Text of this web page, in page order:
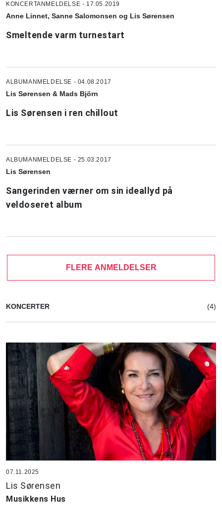
KONCERTANMELDELSE - 17.05.2019
Anne Linnet, Sanne Salomonsen og Lis Sørensen
Smeltende varm turnestart
ALBUMANMELDELSE - 04.08.2017
Lis Sørensen & Mads Björn
Lis Sørensen i ren chillout
ALBUMANMELDELSE - 25.03.2017
Lis Sørensen
Sangerinden værner om sin ideallyd på
veldoseret album
FLERE ANMELDELSER
KONCERTER (4)
07.11.2025
Lis Sørensen
Musikkens Hus